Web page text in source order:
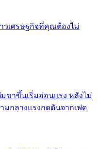
วเศรษฐกิจที่คุณต้องไม่
มขาขึ้นเริ่มอ่อนแรง หลังไม่
มกลางแรงกดดันจากเฟด